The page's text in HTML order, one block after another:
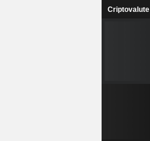
Criptovalute